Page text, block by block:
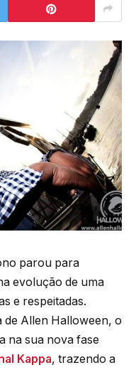
parou para
evolução de uma
e respeitadas.
de Allen Halloween, o
na sua nova fase
Kappa, trazendo a